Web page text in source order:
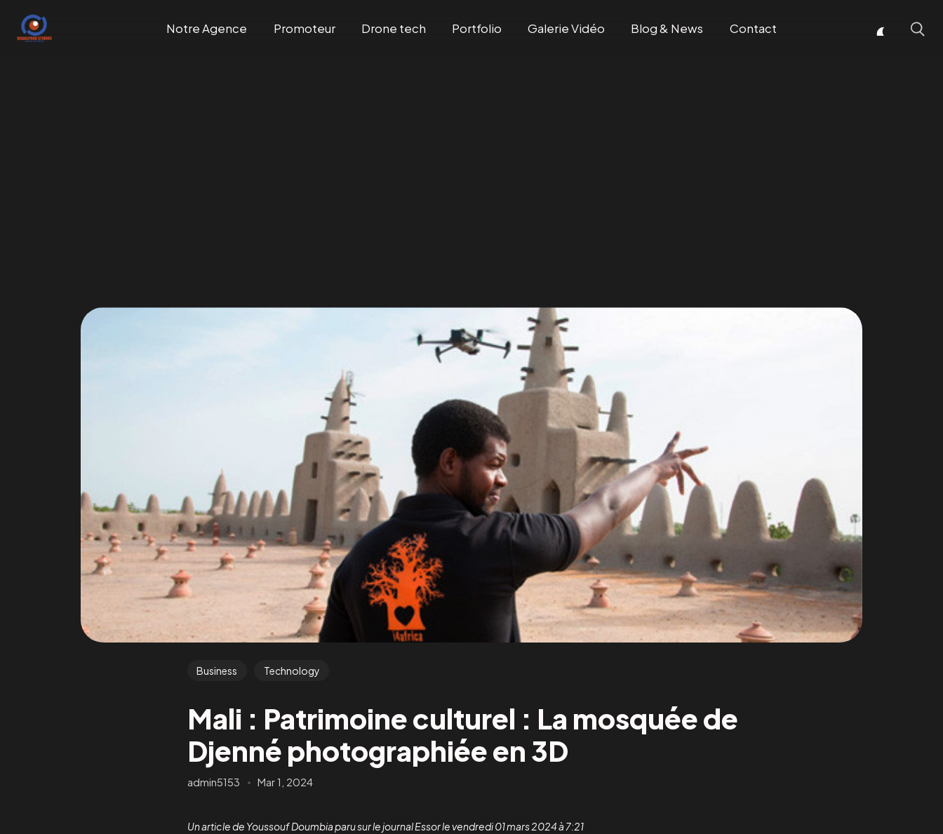
Notre Agence Promoteur Drone tech Portfolio Galerie Vidéo Blog & News Contact
Business Technology
Mali : Patrimoine culturel : La mosquée de
Djenné photographiée en 3D
admin5153 Mar 1, 2024
Un article de Youssouf Doumbia paru sur le journal Essor le vendredi 01 mars 2024 à 7:21